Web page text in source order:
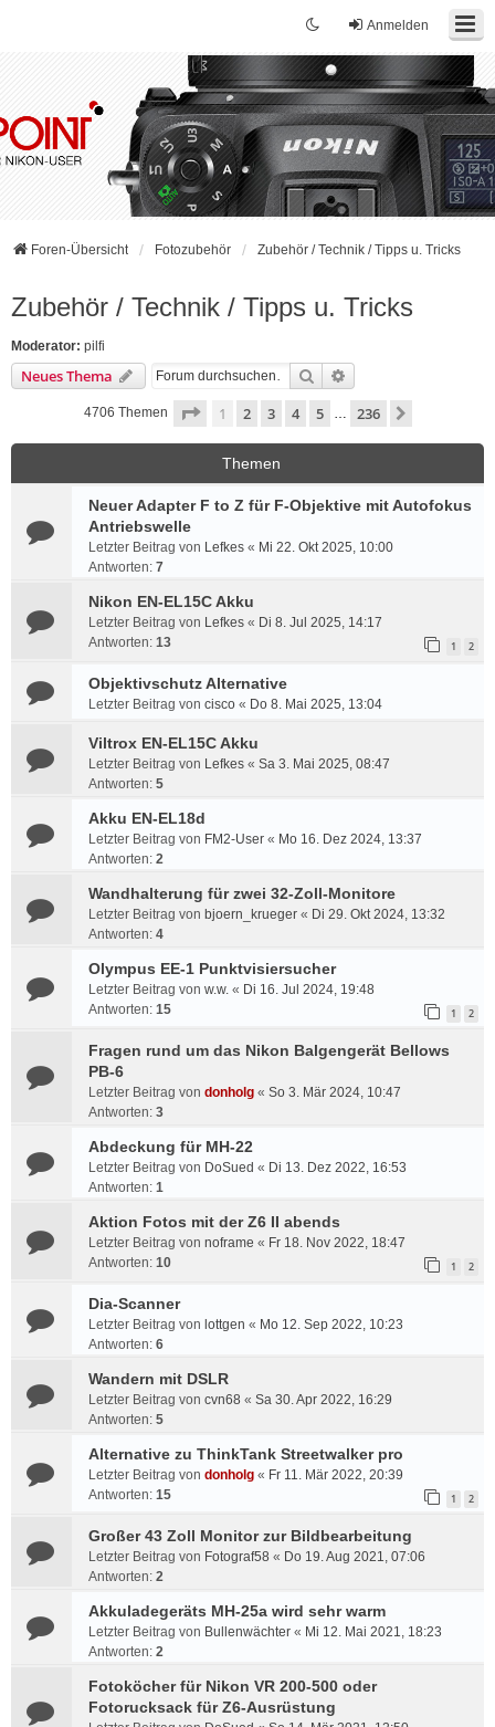
Anmelden
Foren-Übersicht Fotozubehör Zubehör / Technik / Tipps u. Tricks
Zubehör / Technik / Tipps u. Tricks
Moderator: pilfi
Neues Thema Suche
4706 Themen Seite 1von 236
1 2 3 4 5 … 236
Themen
Neuer Adapter F to Z für F-Objektive mit Autofokus
Antriebswelle
Letzter Beitrag von Lefkes « Mi 22. Okt 2025, 10:00
Antworten: 7
Nikon EN-EL15C Akku
Letzter Beitrag von Lefkes « Di 8. Jul 2025, 14:17
Antworten: 13 1 2
Objektivschutz Alternative
Letzter Beitrag von cisco « Do 8. Mai 2025, 13:04
Viltrox EN-EL15C Akku
Letzter Beitrag von Lefkes « Sa 3. Mai 2025, 08:47
Antworten: 5
Akku EN-EL18d
Letzter Beitrag von FM2-User « Mo 16. Dez 2024, 13:37
Antworten: 2
Wandhalterung für zwei 32-Zoll-Monitore
Letzter Beitrag von bjoern_krueger « Di 29. Okt 2024, 13:32
Antworten: 4
Olympus EE-1 Punktvisiersucher
Letzter Beitrag von w.w. « Di 16. Jul 2024, 19:48
Antworten: 15 1 2
Fragen rund um das Nikon Balgengerät Bellows
PB-6
Letzter Beitrag von donholg « So 3. Mär 2024, 10:47
Antworten: 3
Abdeckung für MH-22
Letzter Beitrag von DoSued « Di 13. Dez 2022, 16:53
Antworten: 1
Aktion Fotos mit der Z6 II abends
Letzter Beitrag von noframe « Fr 18. Nov 2022, 18:47
Antworten: 10 1 2
Dia-Scanner
Letzter Beitrag von lottgen « Mo 12. Sep 2022, 10:23
Antworten: 6
Wandern mit DSLR
Letzter Beitrag von cvn68 « Sa 30. Apr 2022, 16:29
Antworten: 5
Alternative zu ThinkTank Streetwalker pro
Letzter Beitrag von donholg « Fr 11. Mär 2022, 20:39
Antworten: 15 1 2
Großer 43 Zoll Monitor zur Bildbearbeitung
Letzter Beitrag von Fotograf58 « Do 19. Aug 2021, 07:06
Antworten: 2
Akkuladegeräts MH-25a wird sehr warm
Letzter Beitrag von Bullenwächter « Mi 12. Mai 2021, 18:23
Antworten: 2
Fotoköcher für Nikon VR 200-500 oder
Fotorucksack für Z6-Ausrüstung